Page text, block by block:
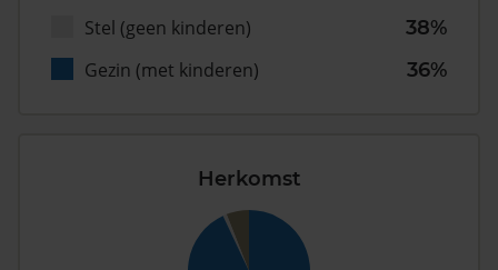
Stel (geen kinderen)
38%
Gezin (met kinderen)
36%
Herkomst